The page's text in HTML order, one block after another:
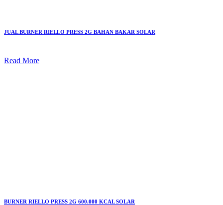
JUAL BURNER RIELLO PRESS 2G BAHAN BAKAR SOLAR
Read More
BURNER RIELLO PRESS 2G 600.000 KCAL SOLAR